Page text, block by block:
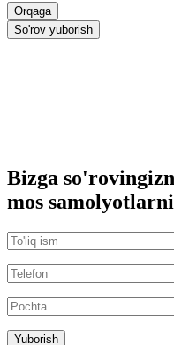
Orqaga
So'rov yuborish
Bizga
mos